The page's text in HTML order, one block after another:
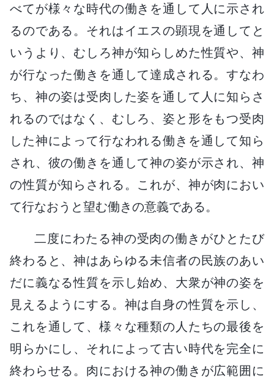
べてが様々な時代の働きを通して人に示され
るのである。それはイエスの顕現を通してと
いうより、むしろ神が知らしめた性質や、神
が行なった働きを通して達成される。すなわ
ち、神の姿は受肉した姿を通して人に知らさ
れるのではなく、むしろ、姿と形をもつ受肉
した神によって行なわれる働きを通して知ら
され、彼の働きを通して神の姿が示され、神
の性質が知らされる。これが、神が肉におい
て行なおうと望む働きの意義である。
二度にわたる神の受肉の働きがひとたび
終わると、神はあらゆる未信者の民族のあい
だに義なる性質を示し始め、大衆が神の姿を
見えるようにする。神は自身の性質を示し、
これを通して、様々な種類の人たちの最後を
明らかにし、それによって古い時代を完全に
終わらせる。肉における神の働きが広範囲に